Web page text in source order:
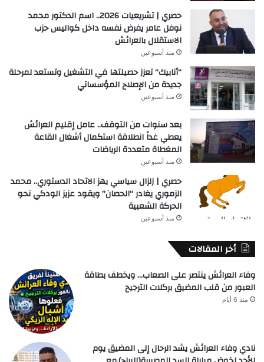
حصري | تشريعيات 2026.. اسم الدكتور محمد
نوفل عامر يفرض نفسه داخل كواليس حزب
الاستقلال بالعرائش
منذ أسبوعين
“أنابيك” تعزز حصيلتها في التشغيل وتستعد لمرحلة
جديدة من الإصلاح المؤسساتي
منذ أسبوعين
بعد سنوات من التوقف.. عامل إقليم العرائش
يعطي غداً انطلاقة استكمال أشغال القاعة
المغطاة متعددة الرياضات
منذ أسبوعين
حصري | زلزال سياسي يهز الاتحاد الدستوري.. محمد
الزموري يغادر “الحصان” ويقود عزيز الودكي نحو
الحركة الشعبية
منذ أسبوعين
أخر المقالات
وفاء العرائش ينتصر على الصعاب… ويخطف بطاقة
العبور من قلب المضيق بركلات الترجيح
منذ 6 أيام
نادي وفاء العرائش يشد الرحال إلى المضيق يوم